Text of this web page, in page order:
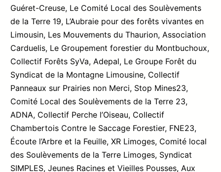
Guéret-Creuse, Le Comité Local des Soulèvements
de la Terre 19, L’Aubraie pour des forêts vivantes en
Limousin, Les Mouvements du Thaurion, Association
Carduelis, Le Groupement forestier du Montbuchoux,
Collectif Forêts SyVa, Adepal, Le Groupe Forêt du
Syndicat de la Montagne Limousine, Collectif
Panneaux sur Prairies non Merci, Stop Mines23,
Comité Local des Soulèvements de la Terre 23,
ADNA, Collectif Perche l’Oiseau, Collectif
Chambertois Contre le Saccage Forestier, FNE23,
Écoute l’Arbre et la Feuille, XR Limoges, Comité local
des Soulèvements de la Terre Limoges, Syndicat
SIMPLES, Jeunes Racines et Vieilles Pousses, Aux